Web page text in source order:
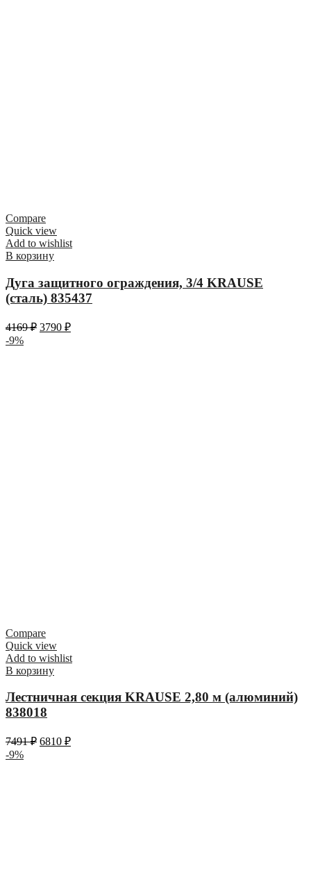
Compare
Quick view
Add to wishlist
В корзину
Дуга защитного ограждения, 3/4 KRAUSE
(сталь) 835437
4169₽ 3790 ₽
-9%
Compare
Quick view
Add to wishlist
В корзину
Лестничная секция KRAUSE 2,80 м (алюминий)
838018
7491₽ 6810 ₽
-9%